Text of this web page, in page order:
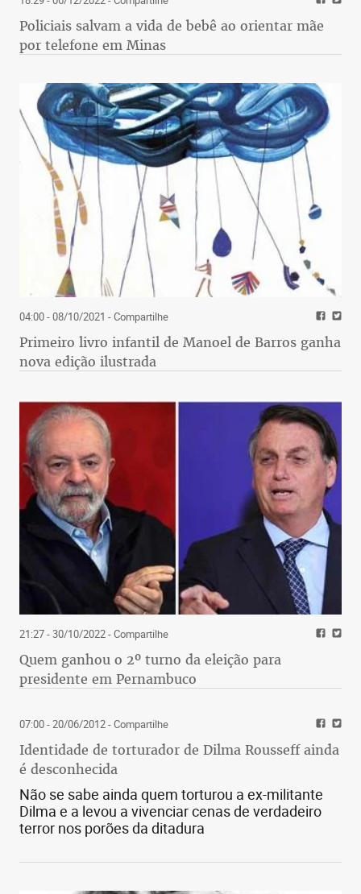
Policiais salvam a vida de bebê ao orientar mãe
por telefone em Minas
04:00 - 08/10/2021 - Compartilhe
Primeiro livro infantil de Manoel de Barros ganha
nova edição ilustrada
21:27 - 30/10/2022- Compartilhe
Quem ganhou o 2º turno da eleição para
presidente em Pernambuco
07:00 - 20/06/2012- Compartilhe
Identidade de torturador de Dilma Rousseff ainda
é desconhecida
Não se sabe ainda quem torturou a ex-militante
Dilma e a levou a vivenciar cenas de verdadeiro
terror nos porões da ditadura